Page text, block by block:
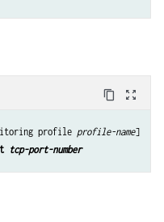
content_copy zoom_out_map
profile profile-name]
tcp-port-number